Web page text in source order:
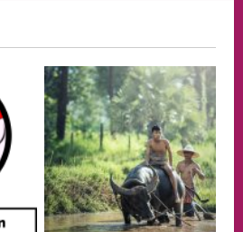
investor, Berorientasi Untuk
SDM
08/2026
Anak Indonesia di Luar Negeri
Berprestasi, Berkarakter, dan
Nama Baik Bangsa
08/2026